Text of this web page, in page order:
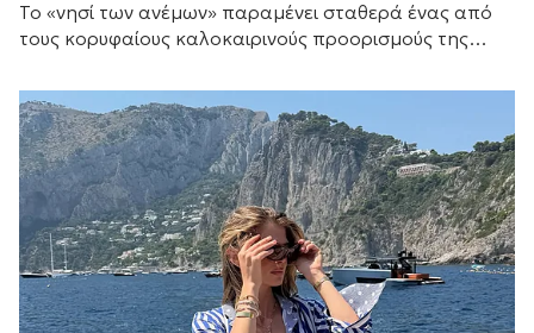
Το «νησί των ανέμων» παραμένει σταθερά ένας από
τους κορυφαίους καλοκαιρινούς προορισμούς της